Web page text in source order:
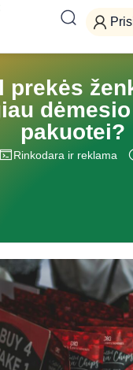
prekės
pakuotei?
Rinkodara ir reklama